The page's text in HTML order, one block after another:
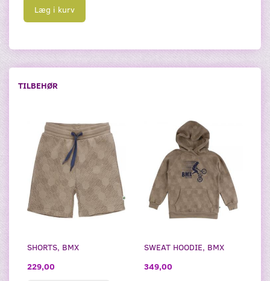
Læg i kurv
TILBEHØR
SHORTS, BMX
229,00
SWEAT HOODIE, BMX
349,00